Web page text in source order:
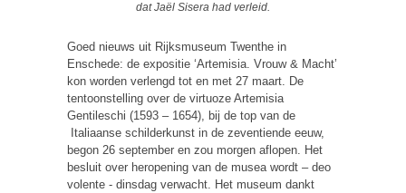
dat Jaël Sisera had verleid.
Goed nieuws uit Rijksmuseum Twenthe in
Enschede: de expositie ‘Artemisia. Vrouw & Macht’
kon worden verlengd tot en met 27 maart. De
tentoonstelling over de virtuoze Artemisia
Gentileschi (1593 – 1654), bij de top van de
Italiaanse schilderkunst in de zeventiende eeuw,
begon 26 september en zou morgen aflopen. Het
besluit over heropening van de musea wordt – deo
volente - dinsdag verwacht. Het museum dankt